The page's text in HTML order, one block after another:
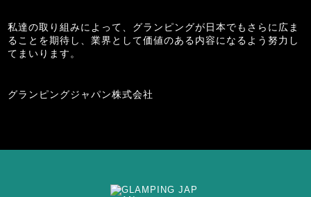
私達の取り組みによって、グランピングが日本でもさらに広ま
ることを期待し、業界として価値のある内容になるよう努力し
てまいります。
グランピングジャパン株式会社